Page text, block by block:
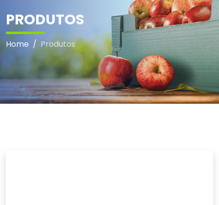
PRODUTOS
Home / Produtos